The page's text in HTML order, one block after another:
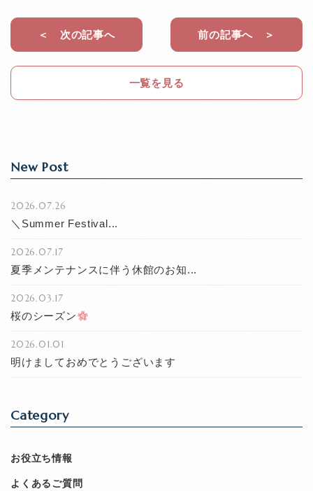
e
b
o
k
＜ 次の記事へ
一覧を見る
前の記事へ ＞
New Post
2026.07.26
＼Summer Festival...
2026.07.17
夏季メンテナンスに伴う休館のお知...
2026.03.17
桜のシーズン
2026.01.01
明けましておめでとうございます
Category
お役立ち情報
よくあるご質問